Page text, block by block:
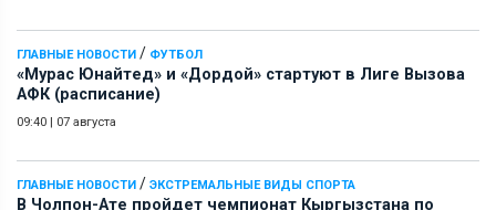
ГЛАВНЫЕ НОВОСТИ / ФУТБОЛ
«Мурас Юнайтед» и «Дордой» стартуют в Лиге Вызова
АФК (расписание)
09:40 | 07 августа
ГЛАВНЫЕ НОВОСТИ / ЭКСТРЕМАЛЬНЫЕ ВИДЫ СПОРТА
В Чолпон-Ате пройдет чемпионат Кыргызстана по